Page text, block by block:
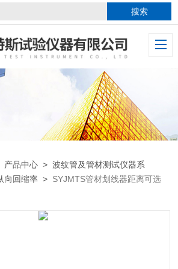
产品中心 >波纹管及管材测试仪器系
向回缩率 > SYJMTS管材划线器距离可选